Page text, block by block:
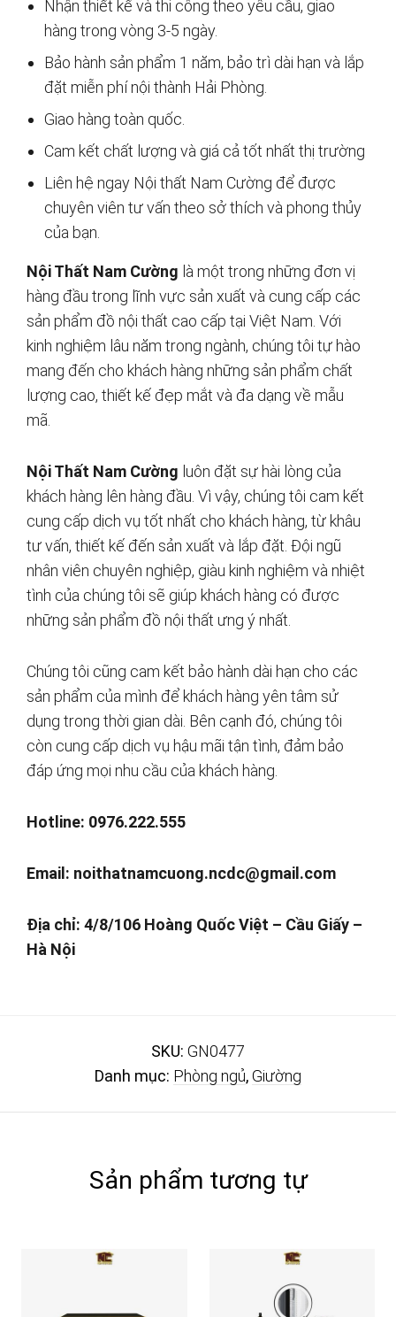
Nhận thiết kế và thi công theo yêu cầu, giao
hàng trong vòng 3-5 ngày.
Bảo hành sản phẩm 1 năm, bảo trì dài hạn và lắp
đặt miễn phí nội thành Hải Phòng.
Giao hàng toàn quốc.
Cam kết chất lượng và giá cả tốt nhất thị trường
Liên hệ ngay Nội thất Nam Cường để được
chuyên viên tư vấn theo sở thích và phong thủy
của bạn.
Nội Thất Nam Cường là một trong những đơn vị
hàng đầu trong lĩnh vực sản xuất và cung cấp các
sản phẩm đồ nội thất cao cấp tại Việt Nam. Với
kinh nghiệm lâu năm trong ngành, chúng tôi tự hào
mang đến cho khách hàng những sản phẩm chất
lượng cao, thiết kế đẹp mắt và đa dạng về mẫu
mã.
Nội Thất Nam Cường luôn đặt sự hài lòng của
khách hàng lên hàng đầu. Vì vậy, chúng tôi cam kết
cung cấp dịch vụ tốt nhất cho khách hàng, từ khâu
tư vấn, thiết kế đến sản xuất và lắp đặt. Đội ngũ
nhân viên chuyên nghiệp, giàu kinh nghiệm và nhiệt
tình của chúng tôi sẽ giúp khách hàng có được
những sản phẩm đồ nội thất ưng ý nhất.
Chúng tôi cũng cam kết bảo hành dài hạn cho các
sản phẩm của mình để khách hàng yên tâm sử
dụng trong thời gian dài. Bên cạnh đó, chúng tôi
còn cung cấp dịch vụ hậu mãi tận tình, đảm bảo
đáp ứng mọi nhu cầu của khách hàng.
Hotline: 0976.222.555
Email: noithatnamcuong.ncdc@gmail.com
Địa chỉ: 4/8/106 Hoàng Quốc Việt – Cầu Giấy –
Hà Nội
SKU: GN0477
Danh mục: Phòng ngủ,Giường
Sản phẩm tương tự